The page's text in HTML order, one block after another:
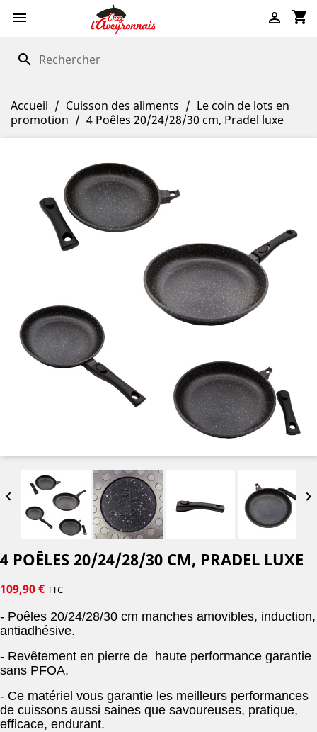
 shopping_cart

search
Accueil Cuisson des aliments
Le coin de lots en
promotion
4 Poêles 20/24/28/30 cm, Pradel luxe
 
4 POÊLES 20/24/28/30 CM, PRADEL LUXE
109,90 € TTC
- Poêles 20/24/28/30 cm manches amovibles, induction,
antiadhésive.
- Revêtement en pierre de haute performance garantie
sans PFOA.
- Ce matériel vous garantie les meilleurs performances
de cuissons aussi saines que savoureuses, pratique,
efficace, endurant.